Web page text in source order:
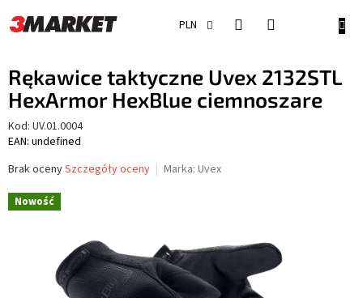
do
treści
PLN
Rękawice taktyczne Uvex 2132STL
HexArmor HexBlue ciemnoszare
Kod: UV.01.0004
EAN: undefined
Średnia
produktu
wynosi
gwiazdek.
Brak ocenySzczegóły oceny Marka: Uvex
Nowość